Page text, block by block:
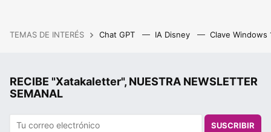
TEMAS DE INTERÉS Chat GPT IA Disney Clave Windows
RECIBE "Xatakaletter", NUESTRA NEWSLETTER
SEMANAL
SUSCRIBIR